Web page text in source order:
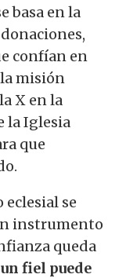
basa en la
confían en
misión
X en la
la Iglesia
que
se
instrumento
queda
fiel puede